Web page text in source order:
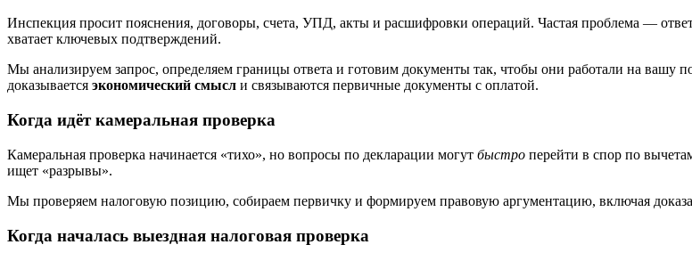
Инспекция просит пояснения, договоры, счета, УПД, акты и расшифровки операций. Частая проблема —
хватает ключевых подтверждений.
Мы анализируем запрос, определяем границы ответа и готовим документы так, чтобы они работали на
доказывается экономический смысл и связываются первичные документы с оплатой.
Когда идёт камеральная проверка
Камеральная проверка начинается «тихо», но вопросы по декларации могут быстро перейти в спор по
ищет «разрывы».
Мы проверяем налоговую позицию, собираем первичку и формируем правовую аргументацию, включая
Когда началась выездная налоговая проверка